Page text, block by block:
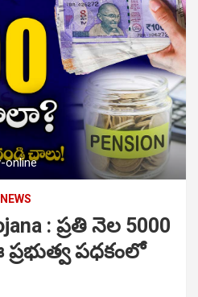
online
: ప్రతి నెల 5000
పధకంలో